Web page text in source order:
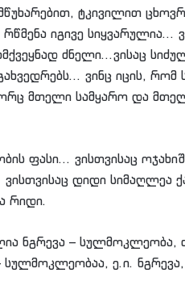
ტკივილით
იგივე სიყვარულია…
ძნელი…ვისაც
ვინც იცის,
მთელი სამყარო და
ფასი… ვისთვისაც
ვისთვისაც დიდი სიმაღლეა
რიდი.
ნგრევა –
სულმოკლეობაა, ე.ი.